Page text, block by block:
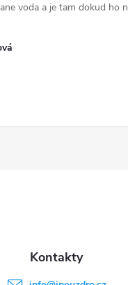
voda a je tam dokud ho